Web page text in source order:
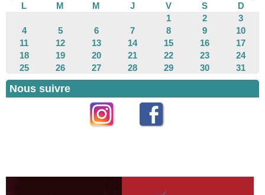
L
M M J V S
D
1
2
3
4
5 6 7 8 9
10
11
12 13 14 15 16
17
18
19 20 21 22 23
24
25
26 27 28 29 30 31
Nous suivre